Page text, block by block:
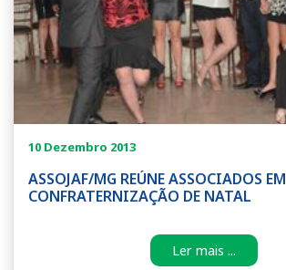
ASSOJAF/MG REÚNE ASSOCIADOS EM
CONFRATERNIZAÇÃO DE NATAL
10 Dezembro 2013
Ler mais ...